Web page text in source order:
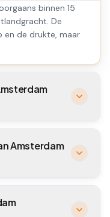
binnen 15
De
de drukte, maar
Amsterdam